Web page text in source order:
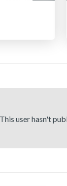
This user hasn't